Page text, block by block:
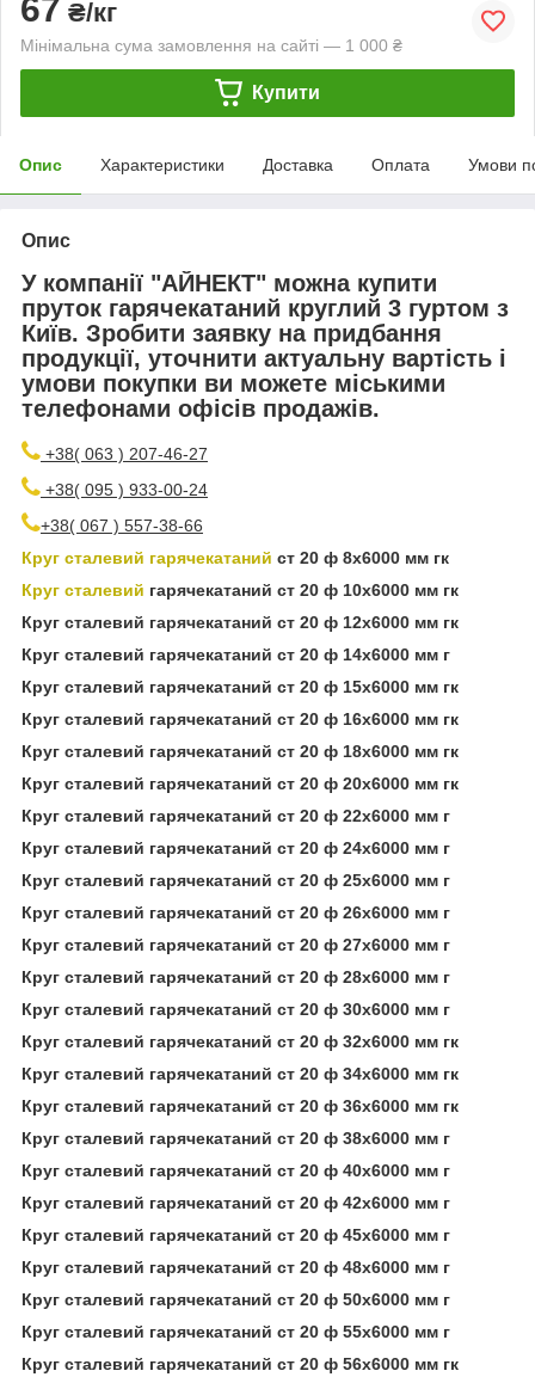
67 ₴/кг
Мінімальна сума замовлення на сайті — 1 000 ₴
Купити
Опис Характеристики Доставка Оплата Умови
Опис
У компанії "АЙНЕКТ" можна купити
пруток гарячекатаний круглий 3 гуртом з
Київ. Зробити заявку на придбання
продукції, уточнити актуальну вартість і
умови покупки ви можете міськими
телефонами офісів продажів.
+38( 063 ) 207-46-27
+38( 095 ) 933-00-24
+38( 067 ) 557-38-66
Круг сталевий гарячекатаний ст 20 ф 8х6000 мм гк
Круг сталевий гарячекатаний ст 20 ф 10х6000 мм гк
Круг сталевий гарячекатаний ст 20 ф 12х6000 мм гк
Круг сталевий гарячекатаний ст 20 ф 14х6000 мм г
Круг сталевий гарячекатаний ст 20 ф 15х6000 мм гк
Круг сталевий гарячекатаний ст 20 ф 16х6000 мм гк
Круг сталевий гарячекатаний ст 20 ф 18х6000 мм гк
Круг сталевий гарячекатаний ст 20 ф 20х6000 мм гк
Круг сталевий гарячекатаний ст 20 ф 22х6000 мм г
Круг сталевий гарячекатаний ст 20 ф 24х6000 мм г
Круг сталевий гарячекатаний ст 20 ф 25х6000 мм г
Круг сталевий гарячекатаний ст 20 ф 26х6000 мм г
Круг сталевий гарячекатаний ст 20 ф 27х6000 мм г
Круг сталевий гарячекатаний ст 20 ф 28х6000 мм г
Круг сталевий гарячекатаний ст 20 ф 30х6000 мм г
Круг сталевий гарячекатаний ст 20 ф 32х6000 мм гк
Круг сталевий гарячекатаний ст 20 ф 34х6000 мм гк
Круг сталевий гарячекатаний ст 20 ф 36х6000 мм гк
Круг сталевий гарячекатаний ст 20 ф 38х6000 мм г
Круг сталевий гарячекатаний ст 20 ф 40х6000 мм г
Круг сталевий гарячекатаний ст 20 ф 42х6000 мм г
Круг сталевий гарячекатаний ст 20 ф 45х6000 мм г
Круг сталевий гарячекатаний ст 20 ф 48х6000 мм г
Круг сталевий гарячекатаний ст 20 ф 50х6000 мм г
Круг сталевий гарячекатаний ст 20 ф 55х6000 мм г
Круг сталевий гарячекатаний ст 20 ф 56х6000 мм гк